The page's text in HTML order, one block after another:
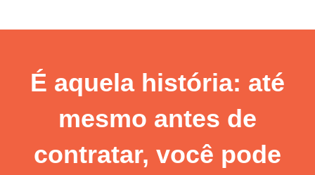
É aquela história: até
mesmo antes de
contratar, você pode